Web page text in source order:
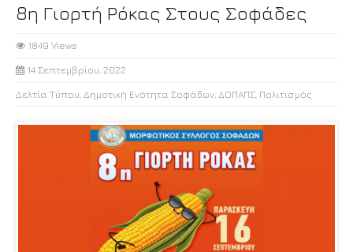
8η Γιορτή Ρόκας Στους Σοφάδες
1849 Views
14 Σεπτεμβρίου, 2022
Δελτία Τύπου Δημοτική Ενότητα Σοφάδων ΔΟΠΑΠΣ Πολιτισμός